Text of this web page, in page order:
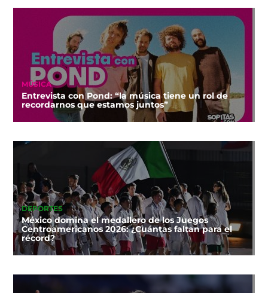
MÚSICA
Entrevista con Pond: “la música tiene un rol de
recordarnos que estamos juntos”
DEPORTES
México domina el medallero de los Juegos
Centroamericanos 2026: ¿Cuántas faltan para el
récord?